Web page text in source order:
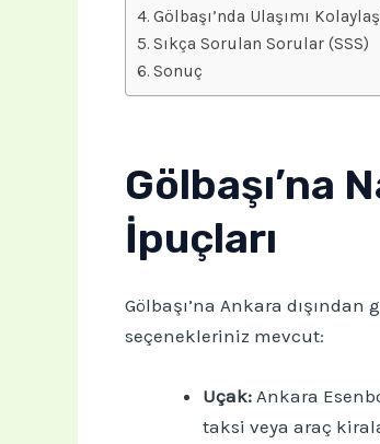
Gölbaşı’nda Ulaşımı
Sıkça Sorulan Sorular (SSS)
Sonuç
Gölbaşı’na
İpuçları
Gölbaşı’na Ankara
seçenekleriniz mevcut:
Uçak:Ankara
taksi veya araç